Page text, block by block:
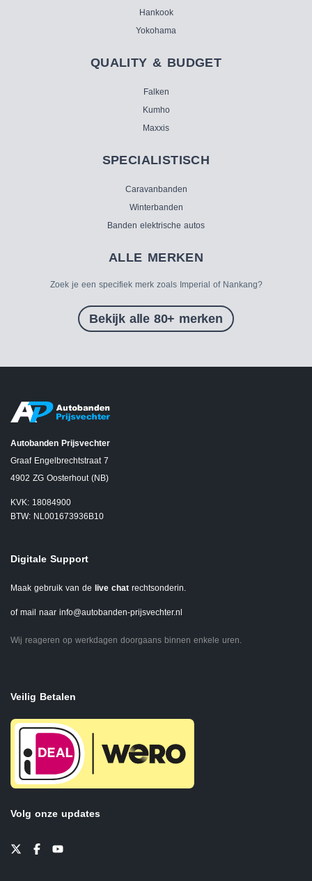
Hankook
Yokohama
QUALITY & BUDGET
Falken
Kumho
Maxxis
SPECIALISTISCH
Caravanbanden
Winterbanden
Banden elektrische autos
ALLE MERKEN
Zoek je een specifiek merk zoals Imperial of Nankang?
Bekijk alle 80+ merken
Autobanden Prijsvechter
Graaf Engelbrechtstraat 7
4902 ZG Oosterhout (NB)
KVK: 18084900
BTW: NL001673936B10
Digitale Support
Maak gebruik van de live chat rechtsonderin.
of mail naar info@autobanden-prijsvechter.nl
Wij reageren op werkdagen doorgaans binnen enkele uren.
Veilig Betalen
Volg onze updates